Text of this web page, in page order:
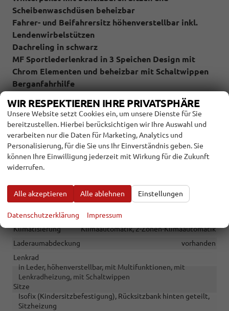
Scheibenwaschdüsen beheizbar
Fahrer- und Beifahrersitz höhenverstellbar inkl.
Lendenwirbelstützen
Dachreling in schwarz
MF Sportlederlenkrad in 3 Speichen Design mit
Chrom Elementen und beheizbar mit Schaltwippen
Berganfahrhilfe
RDKS
eCall / SOS
INNEN
Armlehnen
Mittelarmlehne, Fahrer, Beifahrer, Vorne und hinten
Doppelter Laderaumboden
Durchlademöglichkeit
vorhanden
Fensterheber
elektrisch 4-fach
Innenraumfilter
Klimatisierung
Klimaautomatik, 2-Zonen-Klimaautomatik
Laderaumabdeckung
vorhanden
Lenkrad
in Leder, höhenverstellbar, mit Multifunktionen, mit
Lenkradheizung, mit Schaltwippen
Sitze
Isofix (Kindersitzbefestigung), Rücksitzbank hinten geteilt,
Sitzheizung
WIR RESPEKTIEREN IHRE PRIVATSPHÄRE
Unsere Website setzt Cookies ein, um unsere Dienste für Sie
bereitzustellen. Hierbei berücksichtigen wir Ihre Auswahl und
verarbeiten nur die Daten für Marketing, Analytics und
Personalisierung, für die Sie uns Ihr Einverständnis geben. Sie
können Ihre Einwilligung jederzeit mit Wirkung für die Zukunft
widerrufen.
Alle akzeptieren Alle ablehnen Einstellungen
Datenschutzerklärung Impressum